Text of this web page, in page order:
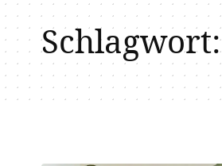
Schlagwort: